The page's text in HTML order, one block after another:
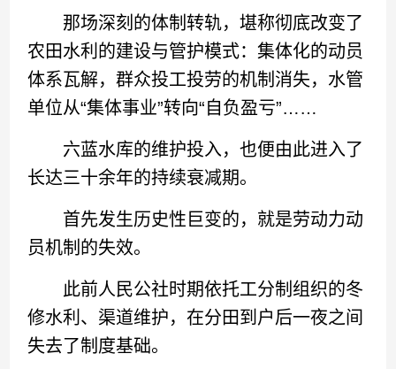
那场深刻的体制转轨，堪称彻底改变了
农田水利的建设与管护模式：集体化的动员
体系瓦解，群众投工投劳的机制消失，水管
单位从“集体事业”转向“自负盈亏”……
六蓝水库的维护投入，也便由此进入了
长达三十余年的持续衰减期。
首先发生历史性巨变的，就是劳动力动
员机制的失效。
此前人民公社时期依托工分制组织的冬
修水利、渠道维护，在分田到户后一夜之间
失去了制度基础。